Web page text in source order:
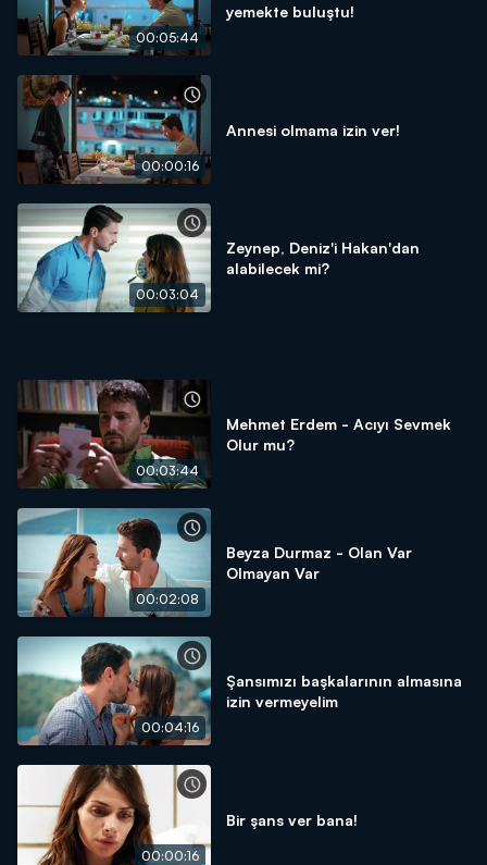
00:05:44
yemekte buluştu!
00:00:16
Annesi olmama izin ver!
00:03:04
Zeynep, Deniz'i Hakan'dan
alabilecek mi?
00:03:44
Mehmet Erdem - Acıyı Sevmek
Olur mu?
00:02:08
Beyza Durmaz - Olan Var
Olmayan Var
00:04:16
Şansımızı başkalarının almasına
izin vermeyelim
00:00:16
Bir şans ver bana!